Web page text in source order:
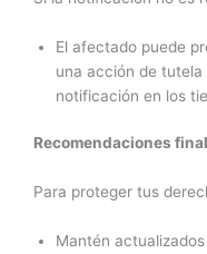
El afectado puede
una acción de
notificación en los
Recomendaciones
Para proteger tus
Mantén